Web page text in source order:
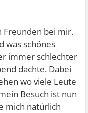
Freunden bei mir.
was schönes
immer schlechter
dachte. Dabei
wo viele Leute
Besuch ist nun
mich natürlich